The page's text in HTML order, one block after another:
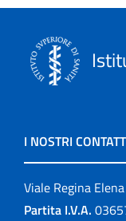
I NOSTRI
Viale Regina
Partita I.V.A.